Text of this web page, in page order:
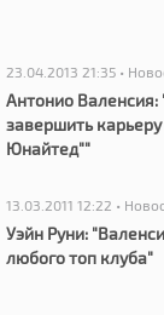
23.04.2013 21:35 •
Антонио Валенсия:
завершить
Юнайтед""
13.03.2011 12:22 •
Уэйн Руни:
любого топ клуба"